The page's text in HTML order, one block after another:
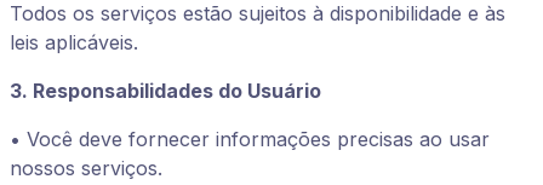
Todos os serviços estão sujeitos à disponibilidade e às
leis aplicáveis.
3. Responsabilidades do Usuário
• Você deve fornecer informações precisas ao usar
nossos serviços.